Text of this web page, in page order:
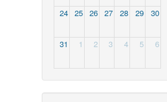
24 25 26 27 28 29 30
31 1 2 3 4 5 6